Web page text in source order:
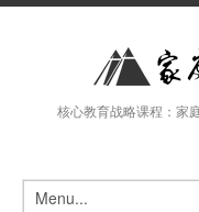
核心教育战略课程：家